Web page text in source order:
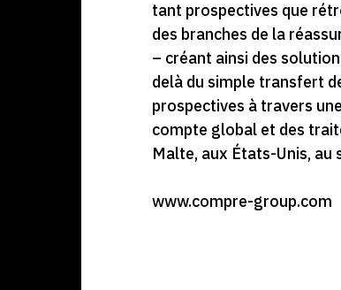
tant prospectives que
des branches de la
– créant ainsi des
delà du simple transfert
prospectives à travers
compte global et des
Malte, aux États-Unis, au
www.compre-group.com